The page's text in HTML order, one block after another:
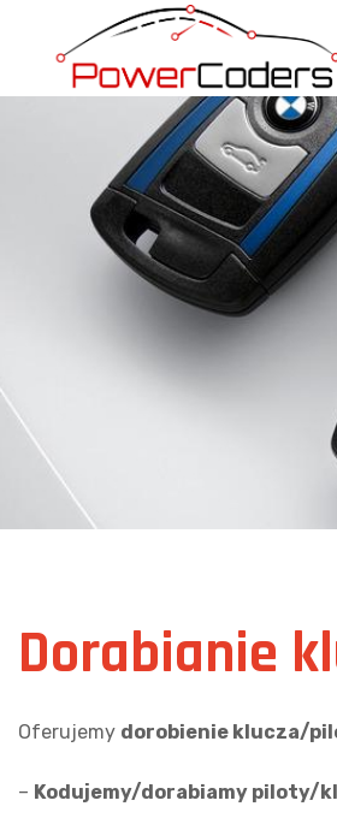
Dorabianie
Oferujemy dorobienie klucza/
– Kodujemy/dorabiamy piloty/